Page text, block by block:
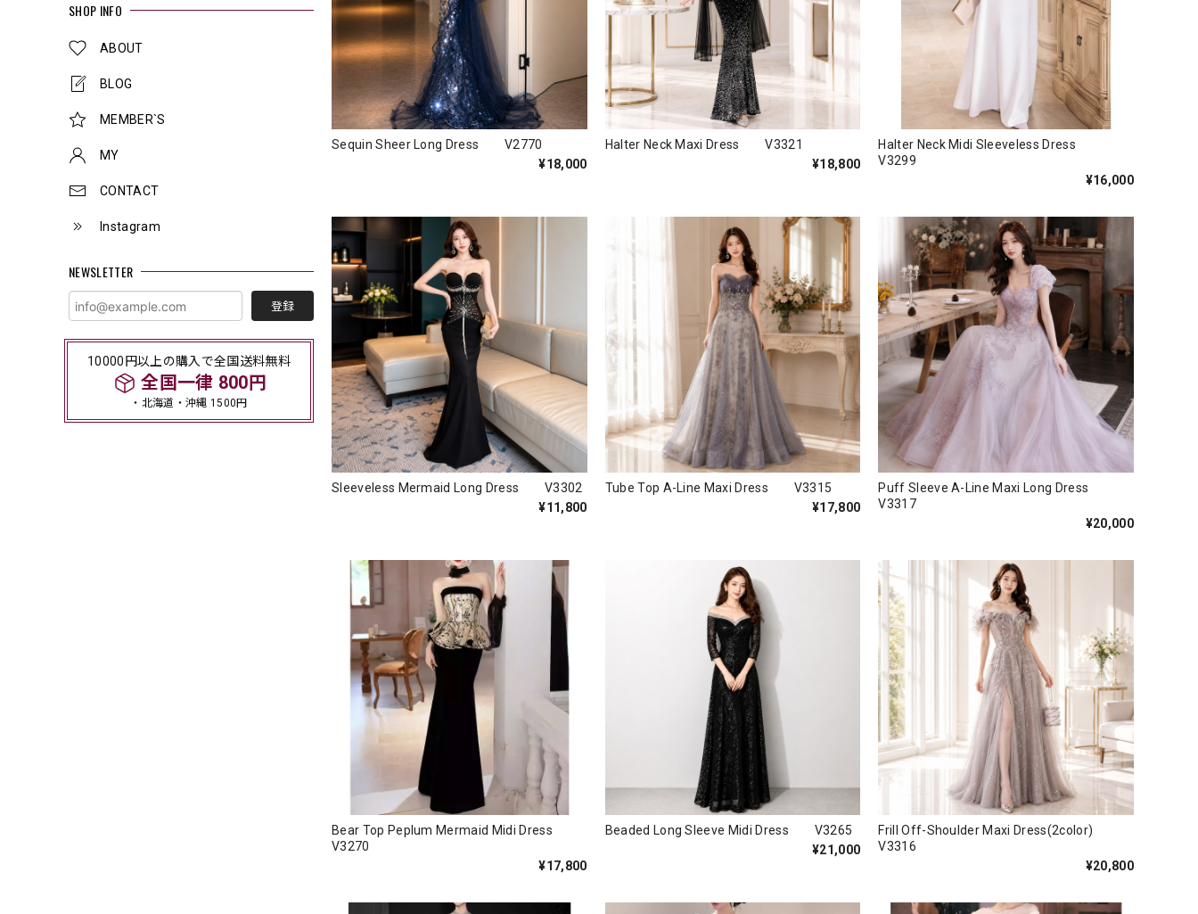
SHOP INFO
ABOUT
BLOG
MEMBER`S
MY
CONTACT
Instagram
NEWSLETTER
登録
10000円以上の購入で全国送料無料
全国一律 800円
・北海道・沖縄 1500円
Sequin Sheer Long Dress V2770
¥18,000
Halter Neck Maxi Dress V3321
¥18,800
Halter Neck Midi Sleeveless Dress
V3299
¥16,000
Sleeveless Mermaid Long Dress V3302
¥11,800
Tube Top A-Line Maxi Dress V3315
¥17,800
Puff Sleeve A-Line Maxi Long Dress
V3317
¥20,000
Bear Top Peplum Mermaid Midi Dress
V3270
¥17,800
Beaded Long Sleeve Midi Dress V3265
¥21,000
Frill Off-Shoulder Maxi Dress(2color)
V3316
¥20,800